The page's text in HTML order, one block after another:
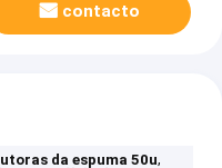
contacto
da espuma 50u,